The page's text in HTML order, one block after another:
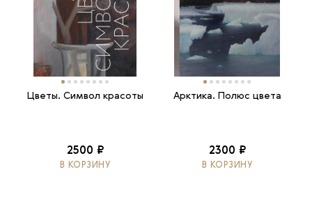
Цветы. Символ красоты
2500 ₽
В КОРЗИНУ
Арктика. Полюс цвета
2300 ₽
В КОРЗИНУ